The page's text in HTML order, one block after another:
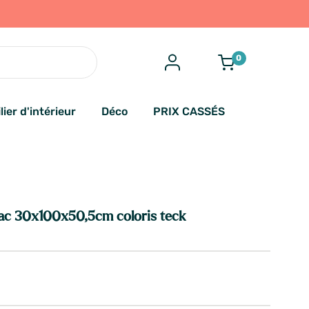
0
d'intérieur Déco PRIX CASSÉS
30x100x50,5cm coloris teck